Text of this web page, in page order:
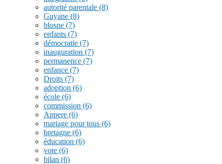
autorité parentale (8)
Guyane (8)
blosne (7)
enfants (7)
démocratie (7)
inauguration (7)
permanence (7)
enfance (7)
Droits (7)
adoption (6)
école (6)
commission (6)
Appere (6)
mariage pour tous (6)
bretagne (6)
éducation (6)
vote (6)
bilan (6)